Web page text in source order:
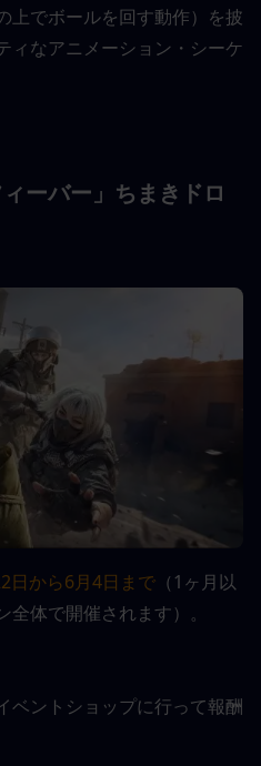
上でボールを回す動作）を披
ィなアニメーション・シーケ
ーバー」ちまきドロ
日から6月4日まで （1ヶ月以
全体で開催されます）。
ベントショップに行って報酬